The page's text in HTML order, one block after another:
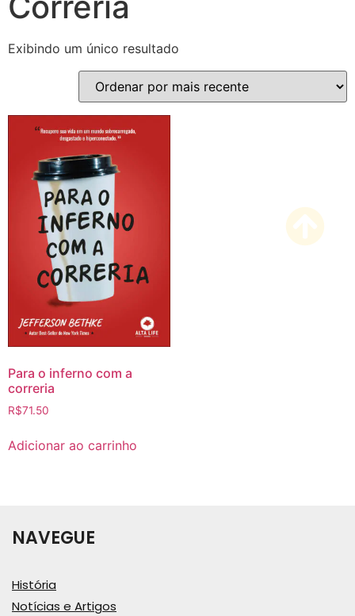
Exibindo um único resultado
Para o inferno com a
correria
R$71.50
Adicionar ao carrinho
NAVEGUE
História
Notícias e Artigos